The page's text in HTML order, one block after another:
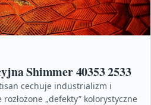
Shimmer 40353 2533
cechuje industrializm i
„defekty” kolorystyczne